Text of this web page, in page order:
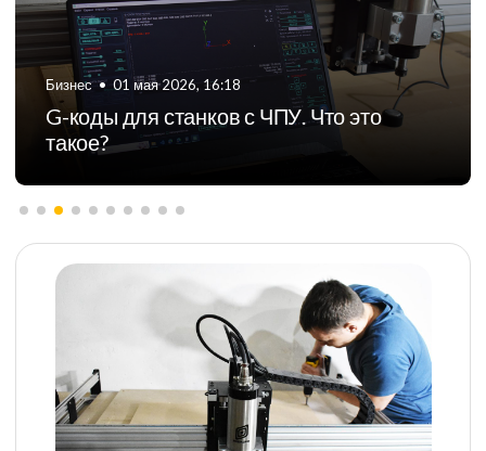
Бизнес • 06 августа 2024, 11:21
ТОП-5 российских производителей
фрезерных станков с ЧПУ